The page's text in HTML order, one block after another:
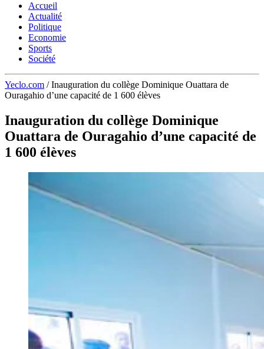
Accueil
Actualité
Politique
Economie
Sports
Société
Yeclo.com / Inauguration du collège Dominique Ouattara de
Ouragahio d’une capacité de 1 600 élèves
Inauguration du collège Dominique
Ouattara de Ouragahio d’une capacité de
1 600 élèves